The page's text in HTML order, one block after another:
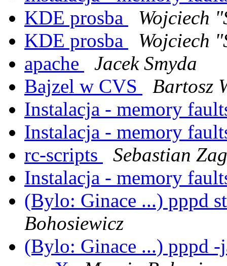
KDE prosba
Wojciech
KDE prosba
Wojciech
apache
Jacek Smyda
Bajzel w CVS
Bartosz
Instalacja - memory
Instalacja - memory
rc-scripts
Sebastian
Instalacja - memory
(Bylo: Ginace ...) pppd
Bohosiewicz
(Bylo: Ginace ...) pppd -